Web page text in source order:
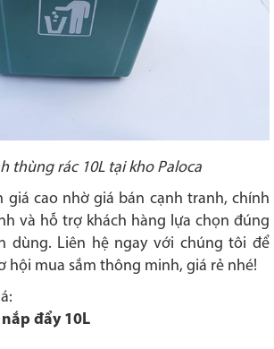
thùng rác 10L tại kho Paloca
giá cao nhờ giá bán cạnh tranh, chính
và hỗ trợ khách hàng lựa chọn đúng
dùng. Liên hệ ngay với chúng tôi để
hội mua sắm thông minh, giá rẻ nhé!
đẩy 10L